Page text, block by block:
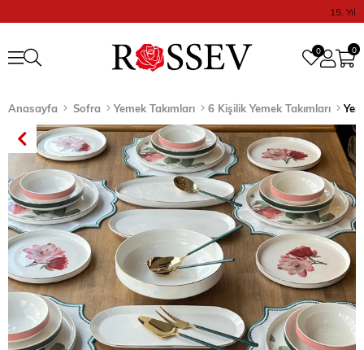
15. Yıl
0
0
Anasayfa Sofra Yemek Takımları 6 Kişilik Yemek Takımları